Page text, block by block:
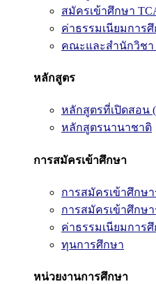
สมัครเข้าศึกษา
ค่าธรรมเนียมการ
คณะและสำนักวิชา
หลักสูตร
หลักสูตรที่เปิดสอน
หลักสูตรนานาชาติ
การสมัครเข้าศึกษา
การสมัครเข้าศึก
การสมัครเข้าศึกษ
ค่าธรรมเนียมการ
ทุนการศึกษา
หน่วยงานการศึกษา